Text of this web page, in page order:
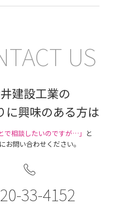
US
建設工業の
に興味のある方は
で相談したいのですが…」 と
お問い合わせください。
33-4152